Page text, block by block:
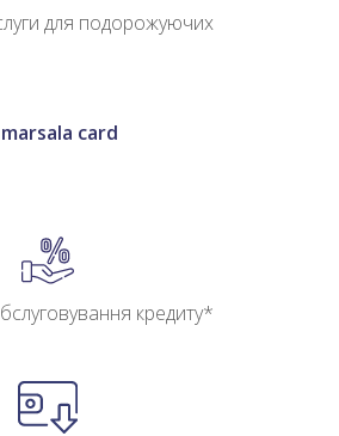
для подорожуючих
marsala card
кредиту*